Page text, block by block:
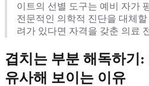
이트의 선별 도구는 예비 자가
전문적인 의학적 진단을 대체
려가 있다면 자격을 갖춘 의료
겹치는 부분 해독하기
유사해 보이는 이유